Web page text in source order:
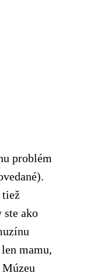
problém
tiež
ako
mamu,